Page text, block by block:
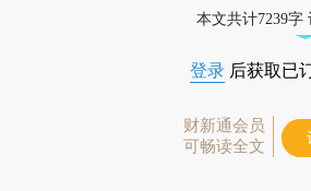
本文共计7239字
登录 后获取已
财新通会员
可畅读全文